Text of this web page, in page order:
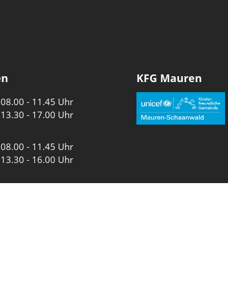
08.00 - 11.45 Uhr
13.30 - 17.00 Uhr
08.00 - 11.45 Uhr
13.30 - 16.00 Uhr
KFG Mauren